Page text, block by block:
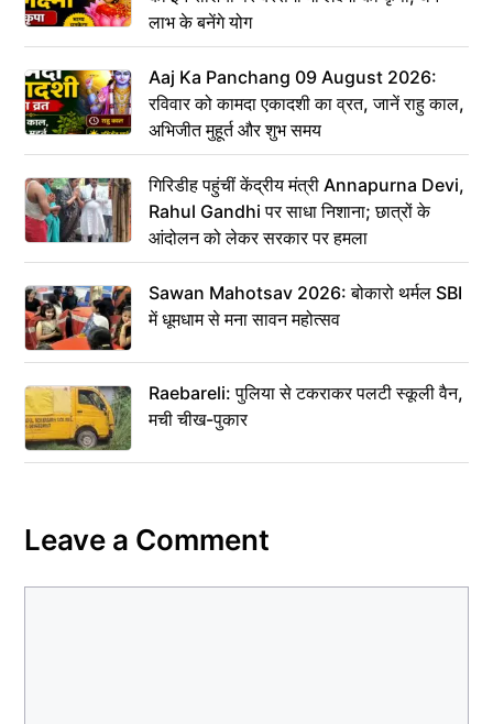
लाभ के बनेंगे योग
Aaj Ka Panchang 09 August 2026:
रविवार को कामदा एकादशी का व्रत, जानें राहु काल,
अभिजीत मुहूर्त और शुभ समय
गिरिडीह पहुंचीं केंद्रीय मंत्री Annapurna Devi,
Rahul Gandhi पर साधा निशाना; छात्रों के
आंदोलन को लेकर सरकार पर हमला
Sawan Mahotsav 2026: बोकारो थर्मल SBI
में धूमधाम से मना सावन महोत्सव
Raebareli: पुलिया से टकराकर पलटी स्कूली वैन,
मची चीख-पुकार
Leave a Comment